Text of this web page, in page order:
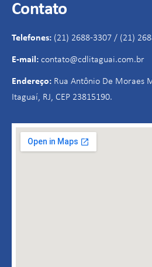
Contato
Telefones: (21) 2688-3307 / (21)
E-mail: contato@cdlitaguai.com.br
Endereço: Rua Antônio De Moraes
Itaguaí, RJ, CEP 23815190.